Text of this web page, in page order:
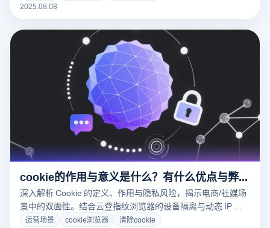
2025.08.08
cookie的作用与意义是什么？有什么优点与弊端？
深入解析 Cookie 的定义、作用与隐私风险，揭示电商/社媒场
景中的双面性。结合云登指纹浏览器的设备隔离与动态 IP 技
术，提供科学管理 Cookie 的隐私防护方案，平衡用户体验与
运营场景 cookie浏览器
清除cookie